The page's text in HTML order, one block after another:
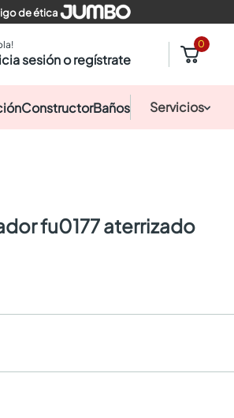
de ética
sesión o regístrate
0
ConstructorBaños Servicios